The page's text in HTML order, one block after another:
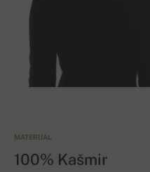
MATERIJAL
100% Kašmir